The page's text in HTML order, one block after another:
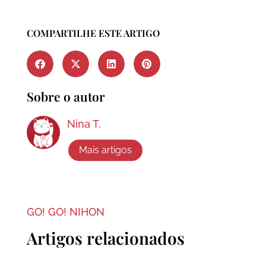
COMPARTILHE ESTE ARTIGO
Sobre o autor
Nina T.
Mais artigos
GO! GO! NIHON
Artigos relacionados